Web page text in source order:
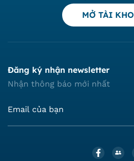
MỞ TÀI
Đăng ký nhận newsletter
Nhận thông báo mới nhất